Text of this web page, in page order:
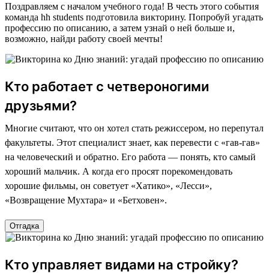
Поздравляем с началом учебного года! В честь этого события
команда hh students подготовила викторину. Попробуй угадать
профессию по описанию, а затем узнай о ней больше и,
возможно, найди работу своей мечты!
Кто работает с четвероногими
друзьями?
Многие считают, что он хотел стать режиссером, но перепутал
факультеты. Этот специалист знает, как перевести с «гав-гав»
на человеческий и обратно. Его работа — понять, кто самый
хороший мальчик. А когда его просят порекомендовать
хорошие фильмы, он советует «Хатико», «Лесси»,
«Возвращение Мухтара» и «Бетховен».
Отгадка
Кто управляет видами на стройку?